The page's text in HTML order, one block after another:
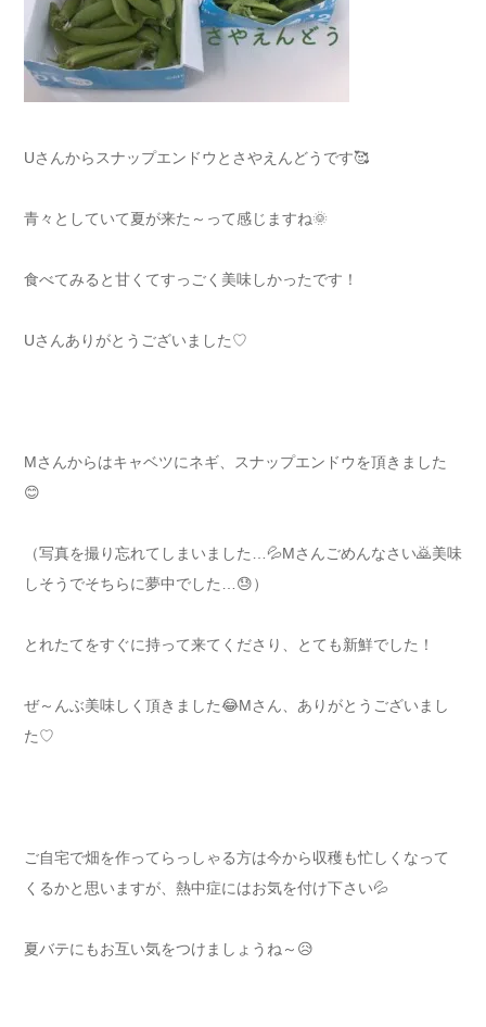
Uさんからスナップエンドウとさやえんどうです🥰
青々としていて夏が来た～って感じますね🌞
食べてみると甘くてすっごく美味しかったです！
Uさんありがとうございました♡
Mさんからはキャベツにネギ、スナップエンドウを頂きました
😊
（写真を撮り忘れてしまいました…💦Mさんごめんなさい🙇美味
しそうでそちらに夢中でした…😓）
とれたてをすぐに持って来てくださり、とても新鮮でした！
ぜ～んぶ美味しく頂きました😂Mさん、ありがとうございまし
た♡
ご自宅で畑を作ってらっしゃる方は今から収穫も忙しくなって
くるかと思いますが、熱中症にはお気を付け下さい💦
夏バテにもお互い気をつけましょうね～😥